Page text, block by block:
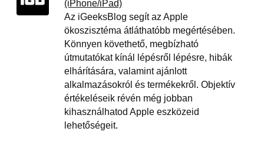
(iPhone/iPad)
Az iGeeksBlog segít az Apple
ökoszisztéma átláthatóbb megértésében.
Könnyen követhető, megbízható
útmutatókat kínál lépésről lépésre, hibák
elhárítására, valamint ajánlott
alkalmazásokról és termékekről. Objektív
értékeléseik révén még jobban
kihasználhatod Apple eszközeid
lehetőségeit.